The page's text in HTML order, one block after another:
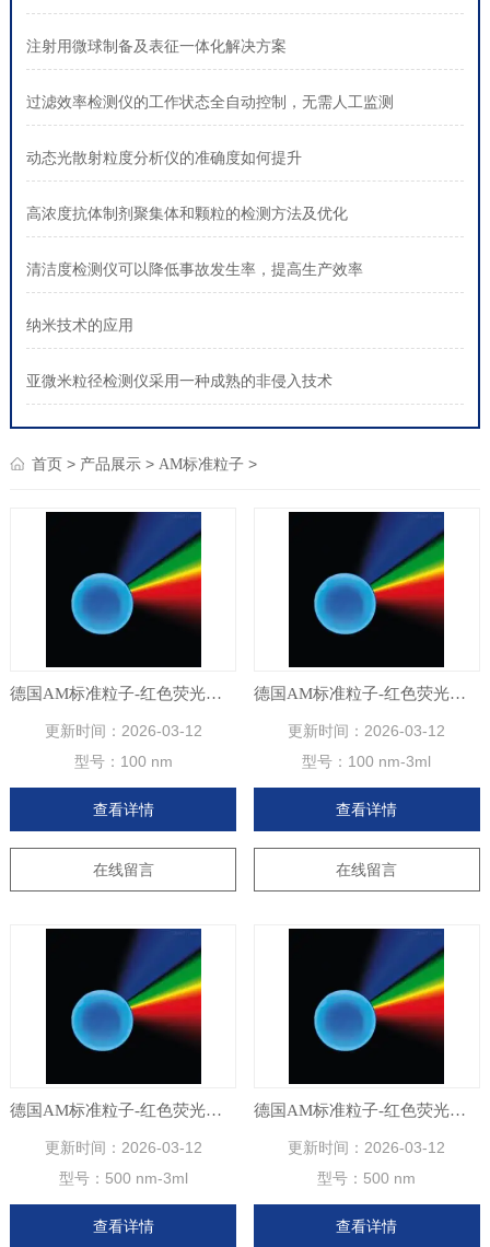
注射用微球制备及表征一体化解决方案
过滤效率检测仪的工作状态全自动控制，无需人工监测
动态光散射粒度分析仪的准确度如何提升
高浓度抗体制剂聚集体和颗粒的检测方法及优化
清洁度检测仪可以降低事故发生率，提高生产效率
纳米技术的应用
亚微米粒径检测仪采用一种成熟的非侵入技术
首页> 产品展示> AM标准粒子>
德国AM标准粒子-红色荧光聚苯乙烯微球
更新时间： 2026-03-12
型号： 100 nm
查看详情
在线留言
德国AM标准粒子-红色荧光聚苯乙烯微球
更新时间： 2026-03-12
型号： 100 nm-3ml
查看详情
在线留言
德国AM标准粒子-红色荧光聚苯乙烯微球
更新时间： 2026-03-12
型号： 500 nm-3ml
查看详情
德国AM标准粒子-红色荧光聚苯乙烯微球
更新时间： 2026-03-12
型号： 500 nm
查看详情